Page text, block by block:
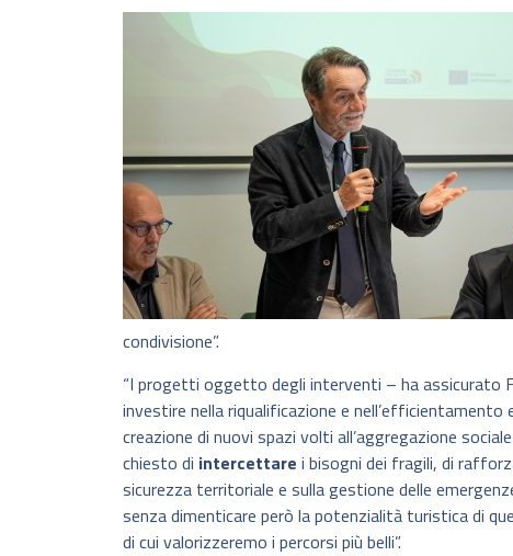
condivisione”.
“I progetti oggetto degli interventi – ha assicurato
investire nella riqualificazione e
creazione di nuovi spazi volti all’aggregazione
chiesto di intercettare i bisogni dei fragili, di
sicurezza territoriale e sulla gestione delle
senza dimenticare però la potenzialità turistica di
di cui valorizzeremo i percorsi più belli”.